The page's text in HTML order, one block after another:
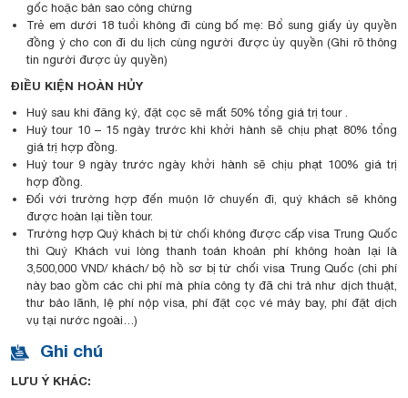
gốc hoặc bản sao công chứng
Trẻ em dưới 18 tuổi không đi cùng bố mẹ: Bổ sung giấy ủy quyền
đồng ý cho con đi du lịch cùng người được ủy quyền (Ghi rõ thông
tin người được ủy quyền)
ĐIỀU KIỆN HOÀN HỦY
Huỷ sau khi đăng ký, đặt cọc sẽ mất 50% tổng giá trị tour .
Huỷ tour 10 – 15 ngày trước khi khởi hành sẽ chịu phạt 80% tổng
giá trị hợp đồng.
Huỷ tour 9 ngày trước ngày khởi hành sẽ chịu phạt 100% giá trị
hợp đồng.
Đối với trường hợp đến muộn lỡ chuyến đi, quý khách sẽ không
được hoàn lại tiền tour.
Trường hợp Quý khách bị từ chối không được cấp visa Trung Quốc
thì Quý Khách vui lòng thanh toán khoản phí không hoàn lại là
3,500,000 VND/ khách/ bộ hồ sơ bị từ chối visa Trung Quốc (chi phí
này bao gồm các chi phí mà phía công ty đã chi trả như dịch thuật,
thư bảo lãnh, lệ phí nộp visa, phí đặt cọc vé máy bay, phí đặt dịch
vụ tại nước ngoài…)
Ghi chú
LƯU Ý KHÁC: